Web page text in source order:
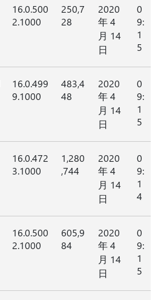
16.0.500
2.1000
250,7
28
2020
年 4
月 14
日
0
9:
1
5
16.0.499
9.1000
483,4
48
2020
年 4
月 14
日
0
9:
1
5
16.0.472
3.1000
1,280
,744
2020
年 4
月 14
日
0
9:
1
4
16.0.500
2.1000
605,9
84
2020
年 4
月 14
日
0
9:
1
5